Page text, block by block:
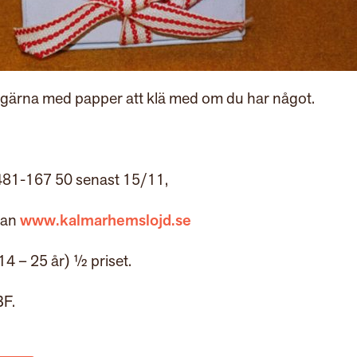
med papper att klä med om du har något.
167 50 senast 15/11,
www.kalmarhemslojd.se
– 25 år) ½ priset.